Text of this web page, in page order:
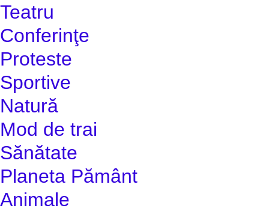
Teatru
Conferinţe
Proteste
Sportive
Natură
Mod de trai
Sănătate
Planeta Pământ
Animale